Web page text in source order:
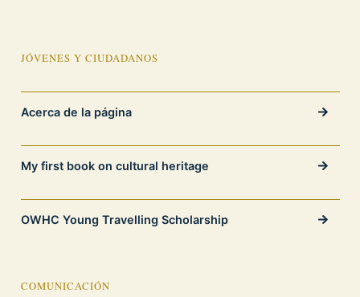
JÓVENES Y CIUDADANOS
Acerca de la página
My first book on cultural heritage
OWHC Young Travelling Scholarship
COMUNICACIÓN